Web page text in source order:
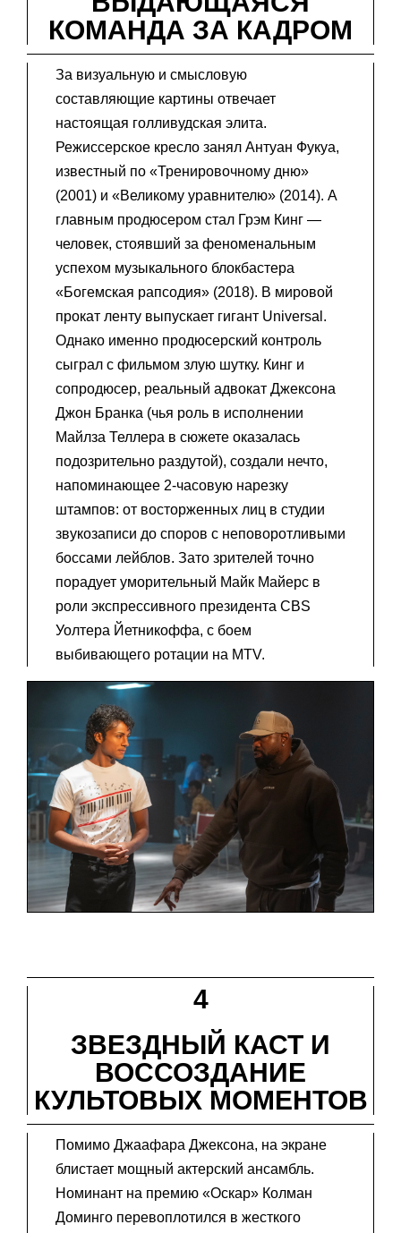
КОМАНДА ЗА КАДРОМ
За визуальную и смысловую
составляющие картины отвечает
настоящая голливудская элита.
Режиссерское кресло занял Антуан Фукуа,
известный по «Тренировочному дню»
(2001) и «Великому уравнителю» (2014). А
главным продюсером стал Грэм Кинг —
человек, стоявший за феноменальным
успехом музыкального блокбастера
«Богемская рапсодия» (2018). В мировой
прокат ленту выпускает гигант Universal.
Однако именно продюсерский контроль
сыграл с фильмом злую шутку. Кинг и
сопродюсер, реальный адвокат Джексона
Джон Бранка (чья роль в исполнении
Майлза Теллера в сюжете оказалась
подозрительно раздутой), создали нечто,
напоминающее 2-часовую нарезку
штампов: от восторженных лиц в студии
звукозаписи до споров с неповоротливыми
боссами лейблов. Зато зрителей точно
порадует уморительный Майк Майерс в
роли экспрессивного президента CBS
Уолтера Йетникоффа, с боем
выбивающего ротации на MTV.
4
ЗВЕЗДНЫЙ КАСТ И
ВОССОЗДАНИЕ
КУЛЬТОВЫХ МОМЕНТОВ
Помимо Джаафара Джексона, на экране
блистает мощный актерский ансамбль.
Номинант на премию «Оскар» Колман
Доминго перевоплотился в жесткого